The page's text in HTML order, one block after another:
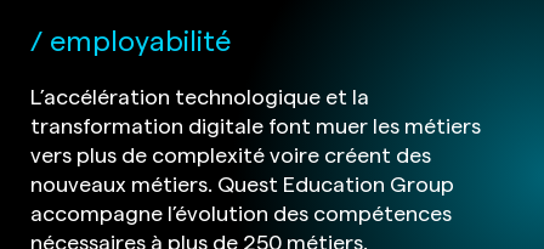
employabilité
L’accélération technologique et la
transformation digitale font muer les métiers
vers plus de complexité voire créent des
nouveaux métiers. Quest Education Group
accompagne l’évolution des compétences
nécessaires à plus de 250 métiers.